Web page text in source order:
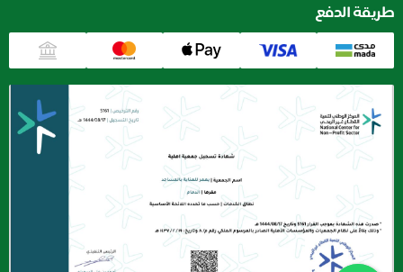
طريقة الدفع